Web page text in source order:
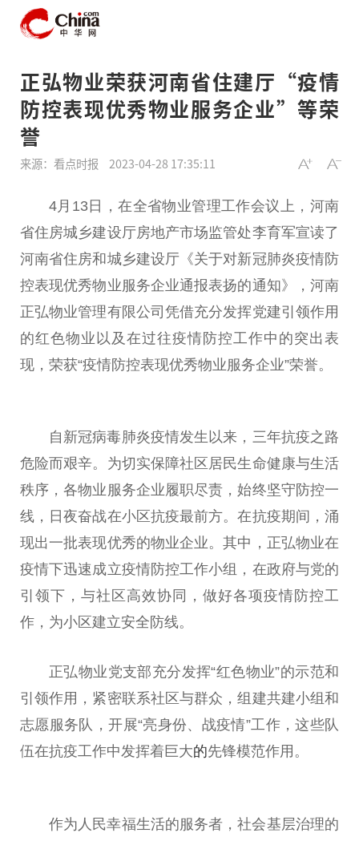
正弘物业荣获河南省住建厅“疫情
防控表现优秀物业服务企业”等荣
誉
来源：看点时报 2023-04-28 17:35:11
4月13日，在全省物业管理工作会议上，河南
省住房城乡建设厅房地产市场监管处李育军宣读了
河南省住房和城乡建设厅《关于对新冠肺炎疫情防
控表现优秀物业服务企业通报表扬的通知》，河南
正弘物业管理有限公司凭借充分发挥党建引领作用
的红色物业以及在过往疫情防控工作中的突出表
现，荣获“疫情防控表现优秀物业服务企业”荣誉。
自 新冠病毒肺炎疫情发生以来，三年抗疫之路
危险而艰辛。为切实保障社区居民生命健康与生活
秩序，各物业服务企业履职尽责，始终坚守防控一
线，日夜奋战在小区抗疫最前方。在抗疫期间，涌
现出一批表现优秀的物业企业。其中，正弘物业在
疫情下迅速成立疫情防控工作小组，在政府与党的
引领下，与社区高效协同，做好各项疫情 防控工
作，为小区建立安全防线。
正弘物业党支部充分发挥“红色物业”的示范和
引领作用，紧密联系社区与群众，组建共建小组和
志愿服务队，开展“亮身份、战疫情”工作，这些队
伍在抗疫工作中发挥着巨大的先锋模范作用。
作为 人民幸福生活的服务者，社会基层治理的